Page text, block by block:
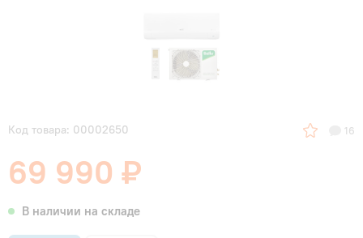
Код товара: 00002650 16
69 990 ₽
В наличии на складе